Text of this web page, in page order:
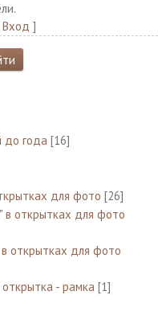
Вход ]
до года [16]
для фото [26]
в открытках для фото
открытках для фото
- рамка [1]